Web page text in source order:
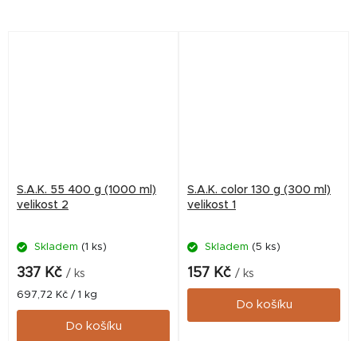
S.A.K. 55 400 g (1000 ml)
velikost 2
Skladem (1 ks)
337 Kč / ks
Měrná
cena:
697,72 Kč / 1 kg
Do košíku
S.A.K. color 130 g (300 ml)
velikost 1
Skladem (5 ks)
157 Kč / ks
Do košíku